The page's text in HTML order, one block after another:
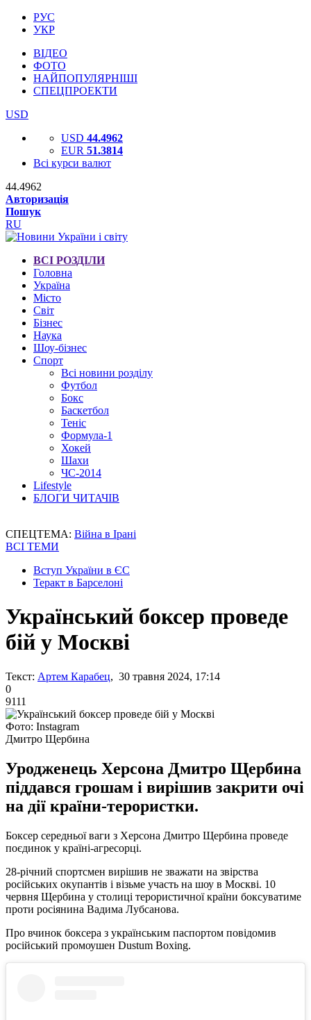
РУС
УКР
ВІДЕО
ФОТО
НАЙПОПУЛЯРНІШІ
СПЕЦПРОЕКТИ
USD
USD 44.4962
EUR 51.3814
Всі курси валют
44.4962
Авторизація
Пошук
RU
ВСІ РОЗДІЛИ
Головна
Україна
Місто
Світ
Бізнес
Наука
Шоу-бізнес
Спорт
Всі новини розділу
Футбол
Бокс
Баскетбол
Теніс
Формула-1
Хокей
Шахи
ЧС-2014
Lifestyle
БЛОГИ ЧИТАЧІВ
СПЕЦТЕМА: Війна в Ірані
ВСІ ТЕМИ
Вступ України в ЄС
Теракт в Барселоні
Український боксер проведе
бій у Москві
Текст: Артем Карабец, 30 травня 2024, 17:14
0
9111
Фото: Instagram
Дмитро Щербина
Уродженець Херсона Дмитро Щербина
піддався грошам і вирішив закрити очі
на дії країни-терористки.
Боксер середньої ваги з Херсона Дмитро Щербина проведе
поєдинок у країні-агресорці.
28-річний спортсмен вирішив не зважати на звірства
російських окупантів і візьме участь на шоу в Москві. 10
червня Щербина у столиці терористичної країни боксуватиме
проти росіянина Вадима Лубсанова.
Про вчинок боксера з українським паспортом повідомив
російський промоушен Dustum Boxing.